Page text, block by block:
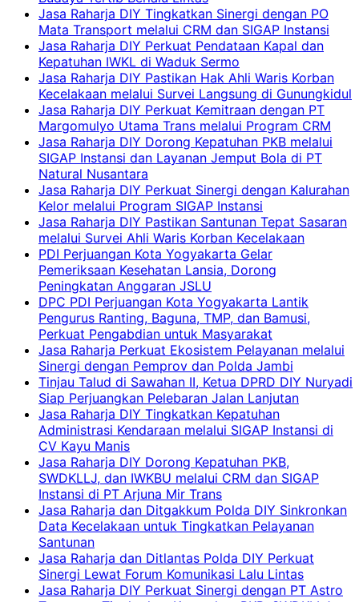
Jasa Raharja DIY Tingkatkan Sinergi dengan PO
Mata Transport melalui CRM dan SIGAP Instansi
Jasa Raharja DIY Perkuat Pendataan Kapal dan
Kepatuhan IWKL di Waduk Sermo
Jasa Raharja DIY Pastikan Hak Ahli Waris Korban
Kecelakaan melalui Survei Langsung di Gunungkidul
Jasa Raharja DIY Perkuat Kemitraan dengan PT
Margomulyo Utama Trans melalui Program CRM
Jasa Raharja DIY Dorong Kepatuhan PKB melalui
SIGAP Instansi dan Layanan Jemput Bola di PT
Natural Nusantara
Jasa Raharja DIY Perkuat Sinergi dengan Kalurahan
Kelor melalui Program SIGAP Instansi
Jasa Raharja DIY Pastikan Santunan Tepat Sasaran
melalui Survei Ahli Waris Korban Kecelakaan
PDI Perjuangan Kota Yogyakarta Gelar
Pemeriksaan Kesehatan Lansia, Dorong
Peningkatan Anggaran JSLU
DPC PDI Perjuangan Kota Yogyakarta Lantik
Pengurus Ranting, Baguna, TMP, dan Bamusi,
Perkuat Pengabdian untuk Masyarakat
Jasa Raharja Perkuat Ekosistem Pelayanan melalui
Sinergi dengan Pemprov dan Polda Jambi
Tinjau Talud di Sawahan II, Ketua DPRD DIY Nuryadi
Siap Perjuangkan Pelebaran Jalan Lanjutan
Jasa Raharja DIY Tingkatkan Kepatuhan
Administrasi Kendaraan melalui SIGAP Instansi di
CV Kayu Manis
Jasa Raharja DIY Dorong Kepatuhan PKB,
SWDKLLJ, dan IWKBU melalui CRM dan SIGAP
Instansi di PT Arjuna Mir Trans
Jasa Raharja dan Ditgakkum Polda DIY Sinkronkan
Data Kecelakaan untuk Tingkatkan Pelayanan
Santunan
Jasa Raharja dan Ditlantas Polda DIY Perkuat
Sinergi Lewat Forum Komunikasi Lalu Lintas
Jasa Raharja DIY Perkuat Sinergi dengan PT Astro